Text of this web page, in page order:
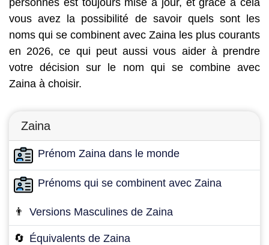
personnes est toujours mise à jour, et grâce à cela
vous avez la possibilité de savoir quels sont les
noms qui se combinent avec Zaina les plus courants
en 2026, ce qui peut aussi vous aider à prendre
votre décision sur le nom qui se combine avec
Zaina à choisir.
Zaina
Prénom Zaina dans le monde
Prénoms qui se combinent avec Zaina
👨 Versions Masculines de Zaina
🔄 Équivalents de Zaina